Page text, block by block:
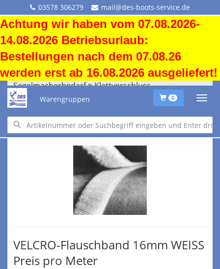
03578 306279 mail@des-boots-service.de
Achtung wir haben vom 07.08.2026-
14.08.2026 Betriebsurlaub:
Bestellungen nach dem 07.08.26
werden erst ab 16.08.2026 ausgeliefert!
Warengruppen 0
Segelmacherbedarf Klettverschluss
Segelmacherbedarf Klettverschluss
VELCRO-Flauschband 16mm WEISS
Preis pro Meter